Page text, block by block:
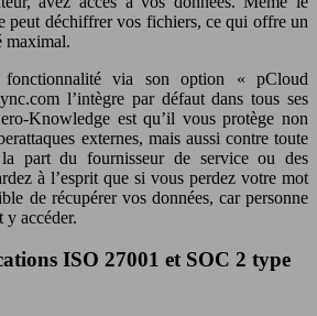
peut déchiffrer vos fichiers, ce qui offre un
maximal.
fonctionnalité via son option « pCloud
l’intègre par défaut dans tous ses
Knowledge est qu’il vous protège non
externes, mais aussi contre toute
part du fournisseur de service ou des
à l’esprit que si vous perdez votre mot
de récupérer vos données, car personne
y accéder.
ISO 27001 et SOC 2 type